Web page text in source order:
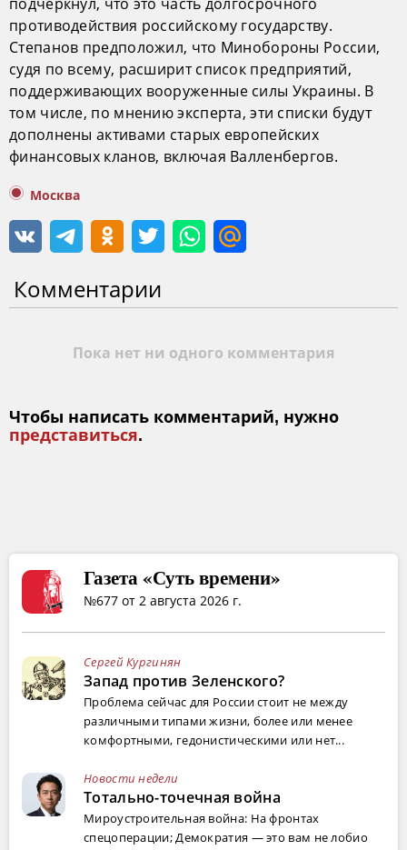
противодействия российскому государству.
Степанов предположил, что Минобороны России,
судя по всему, расширит список предприятий,
поддерживающих вооруженные силы Украины. В
том числе, по мнению эксперта, эти списки будут
дополнены активами старых европейских
финансовых кланов, включая Валленбергов.
Москва
Комментарии
Пока нет ни одного комментария
Чтобы написать комментарий, нужно
представиться.
Газета «Суть времени»
№677 от 2 августа 2026 г.
Сергей Кургинян
Запад против Зеленского?
Проблема сейчас для России стоит не между
различными типами жизни, более или менее
комфортными, гедонистическими или нет...
Новости недели
Тотально-точечная война
Мироустроительная война: На фронтах
спецоперации; Демократия — это вам не лобио